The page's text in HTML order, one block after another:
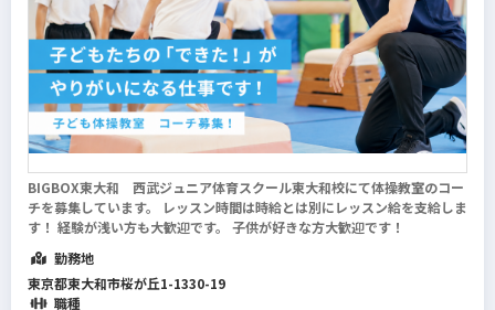
BIGBOX東大和 西武ジュニア体育スクール東大和校にて体操教室のコー
チを募集しています。 レッスン時間は時給とは別にレッスン給を支給しま
す！ 経験が浅い方も大歓迎です。 子供が好きな方大歓迎です！
勤務地
東京都東大和市桜が丘1-1330-19
職種